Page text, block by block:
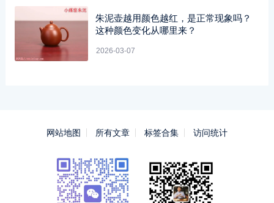
朱泥壶越用颜色越红，是正常现象吗？
这种颜色变化从哪里来？
2026-03-07
网站地图 所有文章 标签合集 访问统计